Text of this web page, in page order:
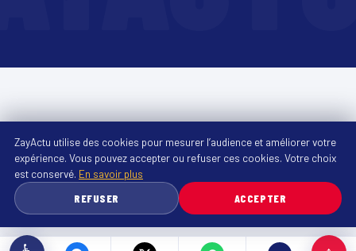
ZayActu utilise des cookies pour mesurer l’audience et améliorer votre
expérience. Vous pouvez accepter ou refuser ces cookies. Votre choix
est conservé. En savoir plus
REFUSER
ACCEPTER